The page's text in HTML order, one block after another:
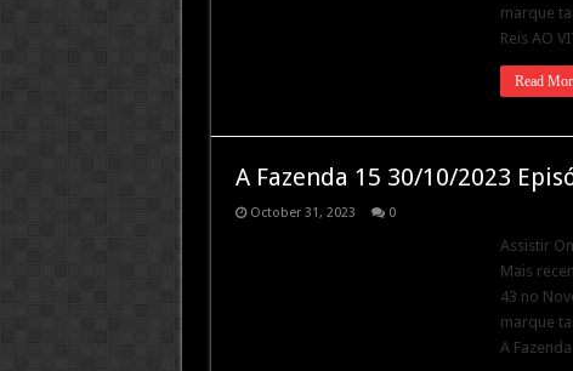
marque
Reis AO
Read
A Fazenda 15 30/10/2023
October 31, 2023 0
Assistir
Mais
43 no
marque
A